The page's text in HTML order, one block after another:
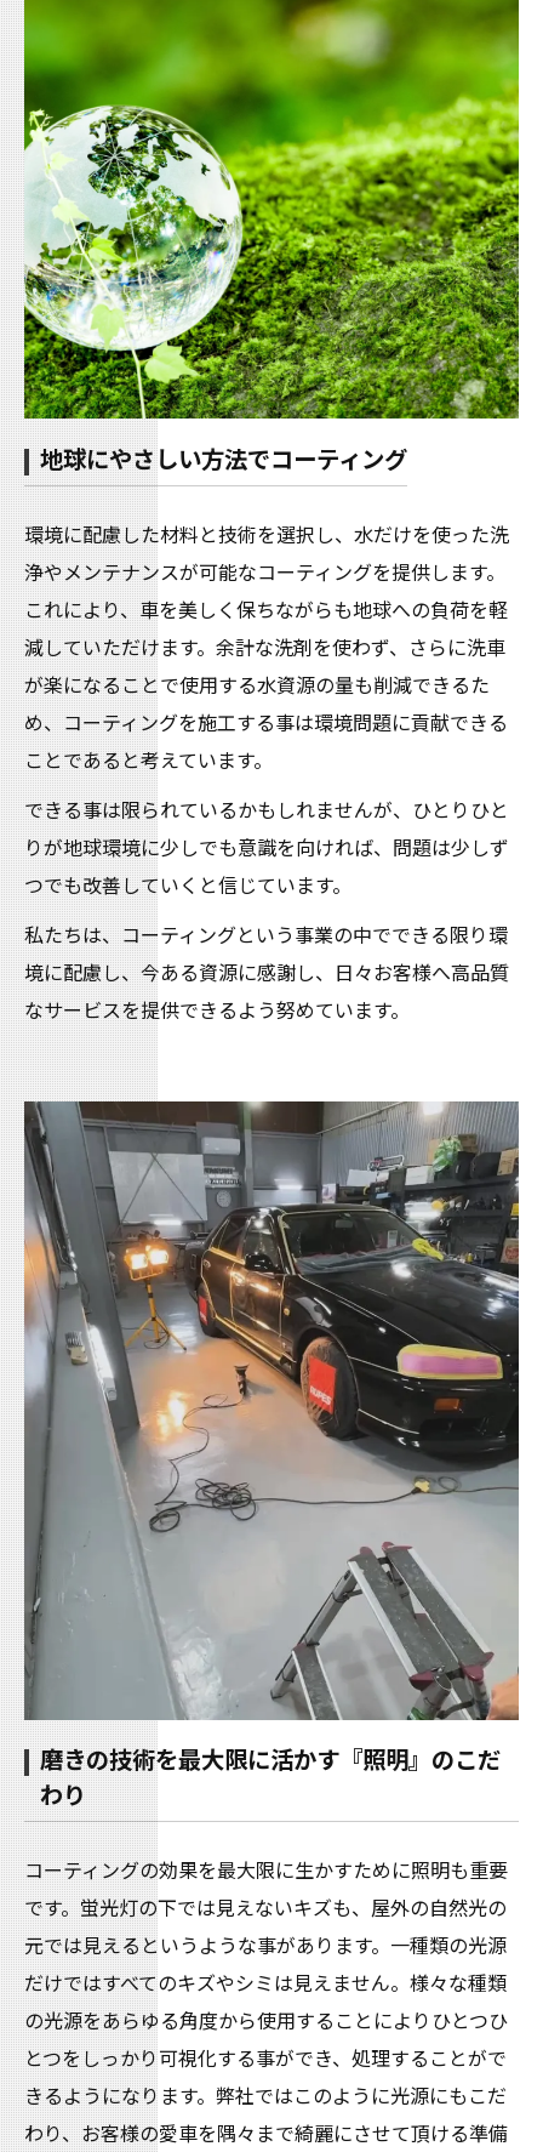
地球にやさしい方法でコーティング
環境に配慮した材料と技術を選択し、水だけを使った洗
浄やメンテナンスが可能なコーティングを提供します。
これにより、車を美しく保ちながらも地球への負荷を軽
減していただけます。余計な洗剤を使わず、さらに洗車
が楽になることで使用する水資源の量も削減できるた
め、コーティングを施工する事は環境問題に貢献できる
ことであると考えています。
できる事は限られているかもしれませんが、ひとりひと
りが地球環境に少しでも意識を向ければ、問題は少しず
つでも改善していくと信じています。
私たちは、コーティングという事業の中でできる限り環
境に配慮し、今ある資源に感謝し、日々お客様へ高品質
なサービスを提供できるよう努めています。
磨きの技術を最大限に活かす『照明』のこだ
わり
コーティングの効果を最大限に生かすために照明も重要
です。蛍光灯の下では見えないキズも、屋外の自然光の
元では見えるというような事があります。一種類の光源
だけではすべてのキズやシミは見えません。様々な種類
の光源をあらゆる角度から使用することによりひとつひ
とつをしっかり可視化する事ができ、処理することがで
きるようになります。弊社ではこのように光源にもこだ
わり、お客様の愛車を隅々まで綺麗にさせて頂ける準備